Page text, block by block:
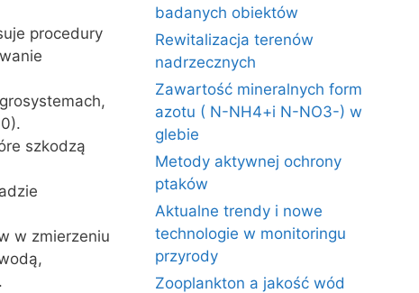
procedury
szkodzą
w zmierzeniu
badanych obiektów
Rewitalizacja terenów
nadrzecznych
Zawartość mineralnych form
azotu ( N-NH4+i N-NO3-) w
glebie
Metody aktywnej ochrony
ptaków
Aktualne trendy i nowe
technologie w monitoringu
przyrody
Zooplankton a jakość wód